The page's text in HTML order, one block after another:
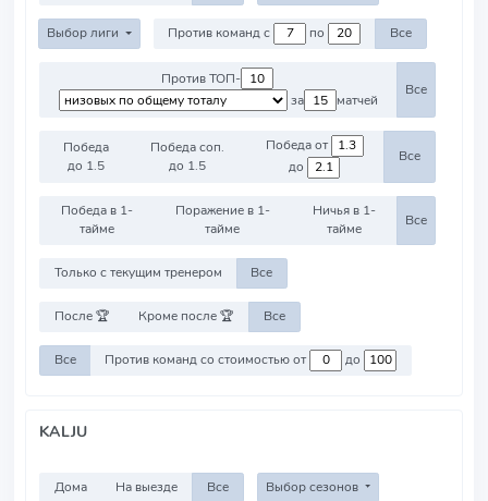
Выбор лиги Против команд с по Все
Против ТОП-
за
матчей
Все
Победа
до 1.5
Победа соп.
до 1.5
Победа от
до
Все
Победа в 1-
тайме
Поражение в 1-
тайме
Ничья в 1-
тайме
Все
Только с текущим тренером Все
После 🏆 Кроме после 🏆 Все
Все Против команд со стоимостью от до
KALJU
Дома На выезде Все Выбор сезонов